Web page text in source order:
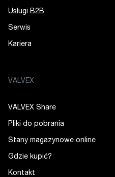
Usługi B2B
Serwis
Kariera
VALVEX
VALVEX Share
Pliki do pobrania
Stany magazynowe online
Gdzie kupić?
Kontakt